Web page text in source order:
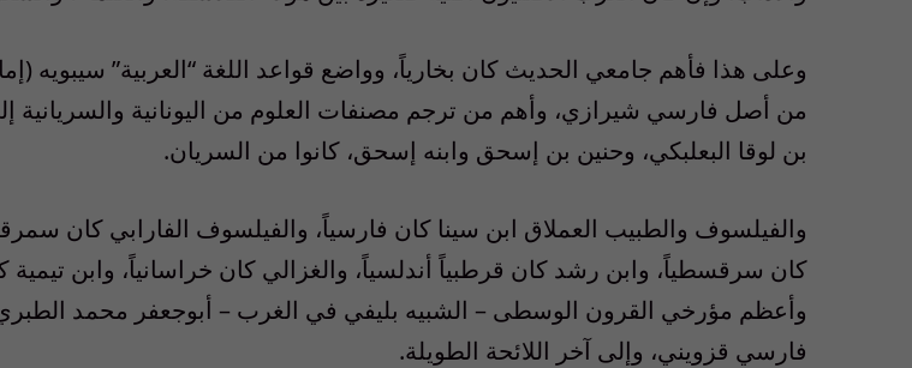
وعلى هذا فأهم جامعي الحديث كان بخارياً، وواضع قواعد اللغة “العربية” سيبويه
من أصل فارسي شيرازي، وأهم من ترجم مصنفات العلوم من اليونانية والسريانية
بن لوقا البعلبكي، وحنين بن إسحق وابنه إسحق، كانوا من السريان.
والفيلسوف والطبيب العملاق ابن سينا كان فارسياً، والفيلسوف الفارابي كان
كان سرقسطياً، وابن رشد كان قرطبياً أندلسياً، والغزالي كان خراسانياً، وابن تيمية
وأعظم مؤرخي القرون الوسطى – الشبيه بليفي في الغرب – أبوجعفر محمد
فارسي قزويني، وإلى آخر اللائحة الطويلة.